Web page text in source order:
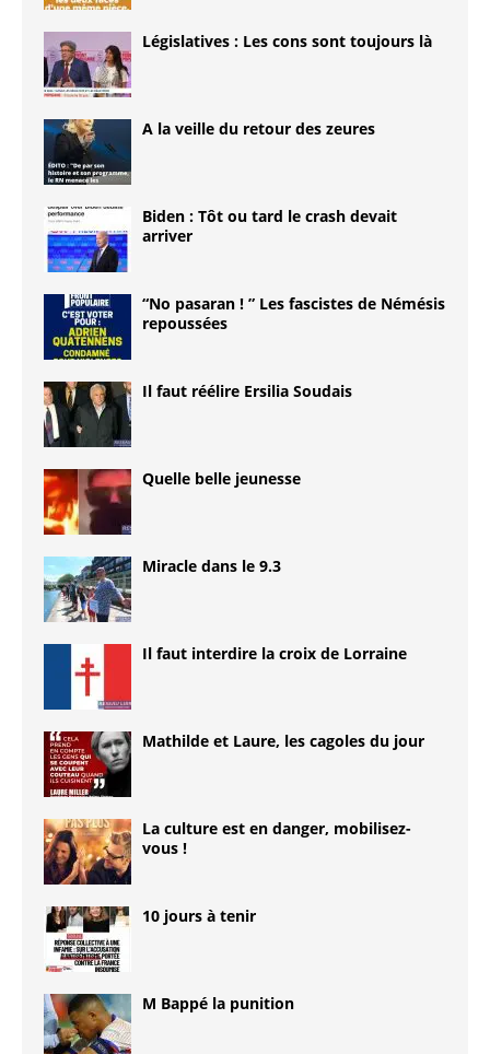
Législatives : Les cons sont toujours là
A la veille du retour des zeures
Biden : Tôt ou tard le crash devait
arriver
“No pasaran ! ” Les fascistes de Némésis
repoussées
Il faut réélire Ersilia Soudais
Quelle belle jeunesse
Miracle dans le 9.3
Il faut interdire la croix de Lorraine
Mathilde et Laure, les cagoles du jour
La culture est en danger, mobilisez-
vous !
10 jours à tenir
M Bappé la punition